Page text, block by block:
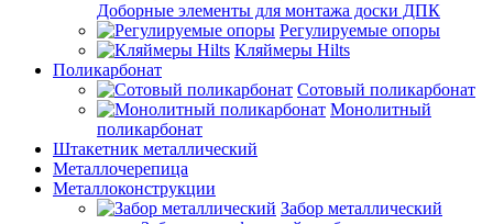
Доборные элементы для монтажа доски ДПК
Регулируемые опоры
Кляймеры Hilts
Поликарбонат
Сотовый поликарбонат
Монолитный
поликарбонат
Штакетник металлический
Металлочерепица
Металлоконструкции
Забор металлический